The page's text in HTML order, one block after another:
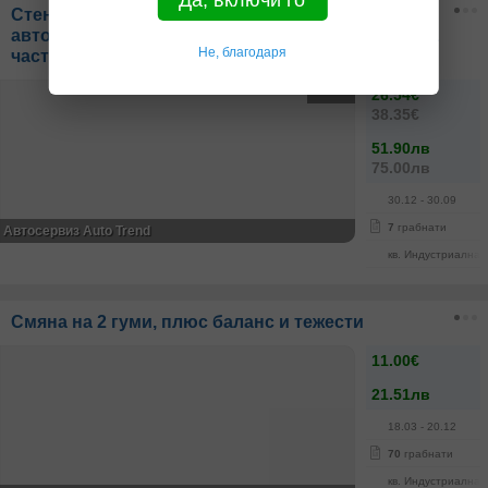
Стенд и реглаж на един или два моста на лек
автомобил, плюс оглед и диагностика на ходова
част
26.54€
38.35€
51.90лв
75.00лв
30.12 - 30.09
7 грабнати
кв. Индустриална
Автосервиз Auto Trend
Смяна на 2 гуми, плюс баланс и тежести
11.00€
21.51лв
18.03 - 20.12
70 грабнати
кв. Индустриална
Не, благодаря